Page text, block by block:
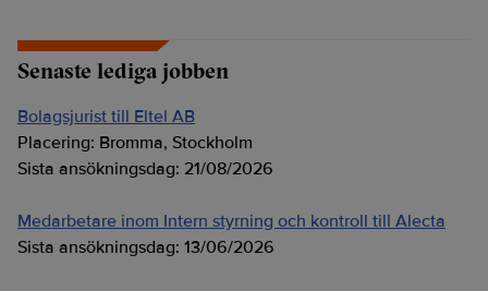
Senaste lediga jobben
Bolagsjurist till Eltel AB
Placering: Bromma, Stockholm
Sista ansökningsdag: 21/08/2026
Medarbetare inom Intern styrning och kontroll till Alecta
Sista ansökningsdag: 13/06/2026